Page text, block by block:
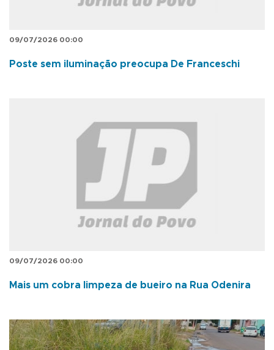
09/07/2026 00:00
Poste sem iluminação preocupa De Franceschi
09/07/2026 00:00
Mais um cobra limpeza de bueiro na Rua Odenira